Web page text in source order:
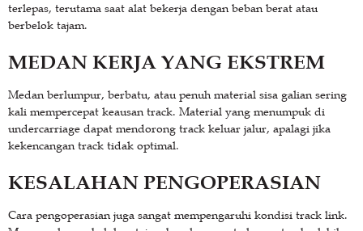
terlepas, terutama saat alat bekerja dengan beban berat atau
berbelok tajam.
MEDAN KERJA YANG EKSTREM
Medan berlumpur, berbatu, atau penuh material sisa galian sering
kali mempercepat keausan track. Material yang menumpuk di
undercarriage dapat mendorong track keluar jalur, apalagi jika
kekencangan track tidak optimal.
KESALAHAN PENGOPERASIAN
Cara pengoperasian juga sangat mempengaruhi kondisi track link.